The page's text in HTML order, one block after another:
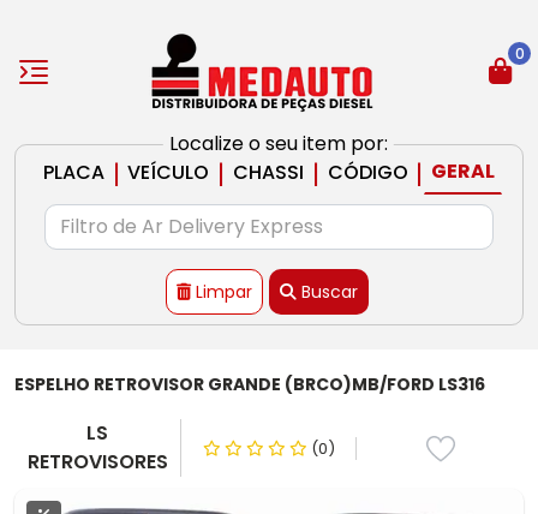
Localize o seu item por:
PLACA | VEÍCULO | CHASSI | CÓDIGO | GERAL
Limpar Buscar
0
ESPELHO RETROVISOR GRANDE (BRCO)MB/FORD LS316
LS
RETROVISORES
(0)